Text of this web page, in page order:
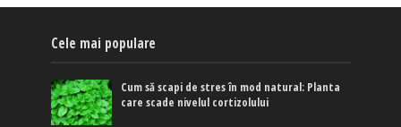
Cele mai populare
Cum să scapi de stres în mod natural: Planta
care scade nivelul cortizolului